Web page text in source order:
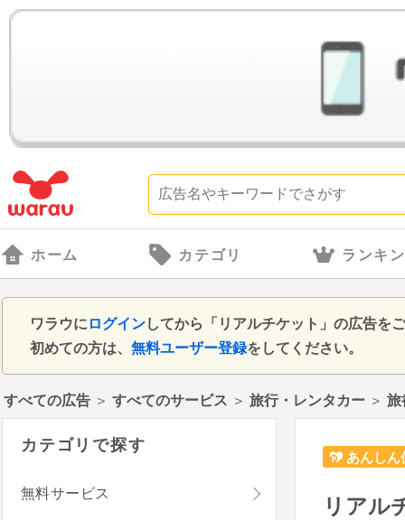
ホーム カテゴリ ランキ
ワラウに ログインしてから「リアルチケット」の広告を
初めての方は、 無料ユーザー登録をしてください。
すべての広告 ＞ すべてのサービス ＞ 旅行・レンタカー ＞ 旅
あんしん
リアル
カテゴリで探す
無料サービス